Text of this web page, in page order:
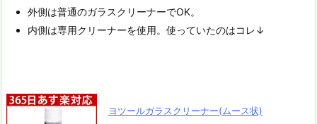
外側は普通のガラスクリーナーでOK。
内側は専用クリーナーを使用。使っていたのはコレ↓
ヨツールガラスクリーナー(ムース状)